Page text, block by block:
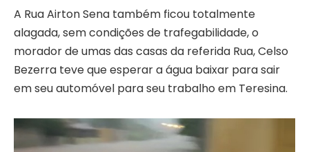
A Rua Airton Sena também ficou totalmente
alagada, sem condições de trafegabilidade, o
morador de umas das casas da referida Rua, Celso
Bezerra teve que esperar a água baixar para sair
em seu automóvel para seu trabalho em Teresina.